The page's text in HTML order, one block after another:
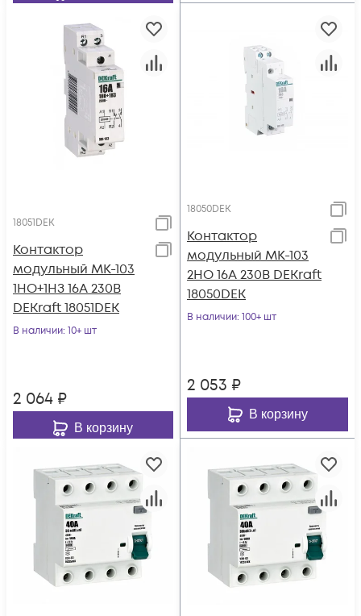
18051DEK
Контактор
модульный МК-103
1НО+1НЗ 16А 230В
DEKraft 18051DEK
В наличии: 10+ шт
2 064 ₽
В корзину
18050DEK
Контактор
модульный МК-103
2НО 16А 230В DEKraft
18050DEK
В наличии: 100+ шт
2 053 ₽
В корзину